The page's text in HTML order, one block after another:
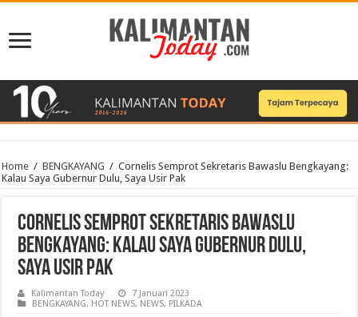
Home / BENGKAYANG / Cornelis Semprot Sekretaris Bawaslu Bengkayang:
Kalau Saya Gubernur Dulu, Saya Usir Pak
Cornelis Semprot Sekretaris Bawaslu
Bengkayang: Kalau Saya Gubernur Dulu,
Saya Usir Pak
Kalimantan Today
7 Januari 2023
BENGKAYANG, HOT NEWS, NEWS, PILKADA